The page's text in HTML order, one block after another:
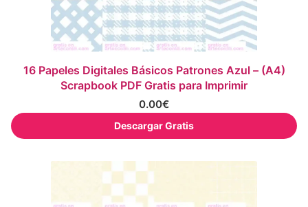
16 Papeles Digitales Básicos Patrones Azul – (A4)
Scrapbook PDF Gratis para Imprimir
0.00€
Descargar Gratis